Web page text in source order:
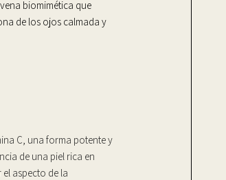
biomimética que
de los ojos calmada y
C, una forma potente y
de una piel rica en
aspecto de la